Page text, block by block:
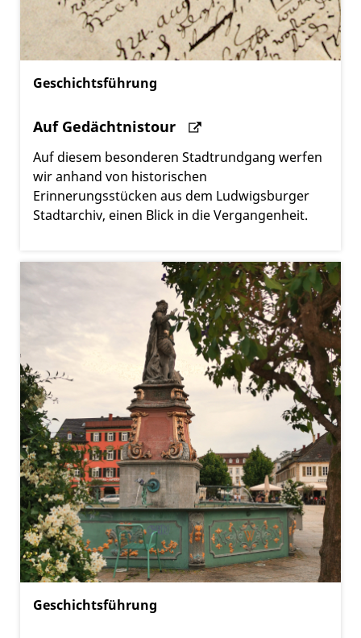
Geschichtsführung
Auf Gedächtnistour
Auf diesem besonderen Stadtrundgang werfen
wir anhand von historischen
Erinnerungsstücken aus dem Ludwigsburger
Stadtarchiv, einen Blick in die Vergangenheit.
Geschichtsführung